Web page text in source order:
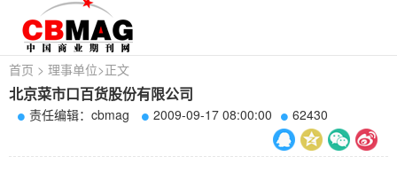
首页 > 理事单位>正文
北京菜市口百货股份有限公司
责任编辑：cbmag 2009-09-17 08:00:00 62430